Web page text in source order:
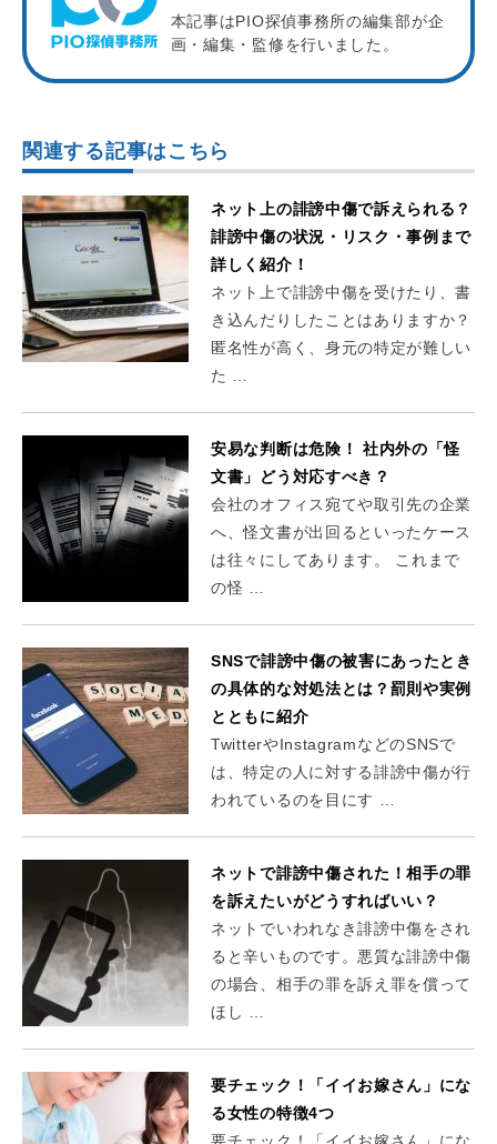
本記事はPIO探偵事務所の編集部が企
画・編集・監修を行いました。
関連する記事はこちら
ネット上の誹謗中傷で訴えられる？
誹謗中傷の状況・リスク・事例まで
詳しく紹介！
ネット上で誹謗中傷を受けたり、書
き込んだりしたことはありますか？
匿名性が高く、身元の特定が難しい
た …
安易な判断は危険！ 社内外の「怪
文書」どう対応すべき？
会社のオフィス宛てや取引先の企業
へ、怪文書が出回るといったケース
は往々にしてあります。 これまで
の怪 …
SNSで誹謗中傷の被害にあったとき
の具体的な対処法とは？罰則や実例
とともに紹介
TwitterやInstagramなどのSNSで
は、特定の人に対する誹謗中傷が行
われているのを目にす …
ネットで誹謗中傷された！相手の罪
を訴えたいがどうすればいい？
ネットでいわれなき誹謗中傷をされ
ると辛いものです。悪質な誹謗中傷
の場合、相手の罪を訴え罪を償って
ほし …
要チェック！「イイお嫁さん」にな
る女性の特徴4つ